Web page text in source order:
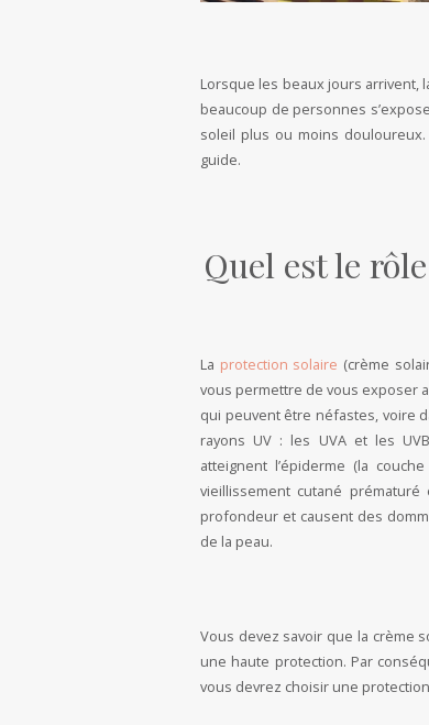
Lorsque les beaux jours arrivent,
beaucoup de personnes
soleil plus ou moins
guide.
Quel est le
La protection solaire (crème
vous permettre de vous exposer
qui peuvent être néfastes, voire
rayons UV : les UVA et les
atteignent l’épiderme (la
vieillissement cutané
profondeur et causent des
de la peau.
Vous devez savoir que la crème
une haute protection. Par
vous devrez choisir une